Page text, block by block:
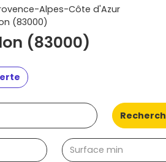
Alpes-Côte d'Azur
(83000)
(83000)